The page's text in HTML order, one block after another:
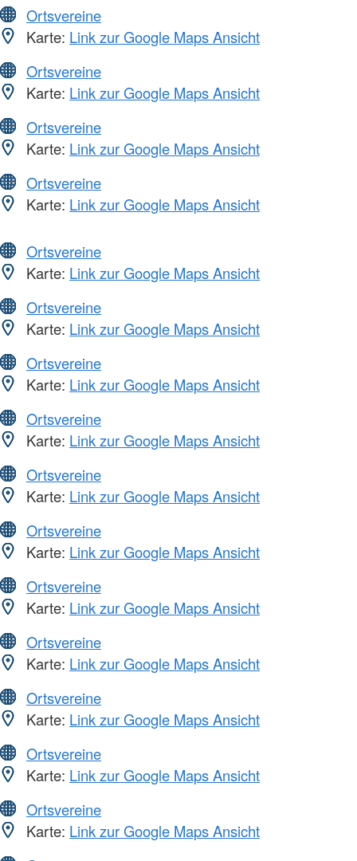
Ortsvereine
Karte: Link zur Google Maps Ansicht
Ortsvereine
Karte: Link zur Google Maps Ansicht
Ortsvereine
Karte: Link zur Google Maps Ansicht
Ortsvereine
Karte: Link zur Google Maps Ansicht
Ortsvereine
Karte: Link zur Google Maps Ansicht
Ortsvereine
Karte: Link zur Google Maps Ansicht
Ortsvereine
Karte: Link zur Google Maps Ansicht
Ortsvereine
Karte: Link zur Google Maps Ansicht
Ortsvereine
Karte: Link zur Google Maps Ansicht
Ortsvereine
Karte: Link zur Google Maps Ansicht
Ortsvereine
Karte: Link zur Google Maps Ansicht
Ortsvereine
Karte: Link zur Google Maps Ansicht
Ortsvereine
Karte: Link zur Google Maps Ansicht
Ortsvereine
Karte: Link zur Google Maps Ansicht
Ortsvereine
Karte: Link zur Google Maps Ansicht